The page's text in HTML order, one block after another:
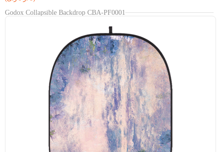
Godox Collapsible Backdrop CBA-PF0001